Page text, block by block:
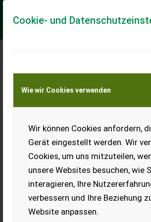
Cookie- und
Wie wir Cookies verwenden
Wir können Cookies anfordern,
Gerät eingestellt werden. Wir
Cookies, um uns mitzuteilen,
unsere Websites besuchen, wie
interagieren, Ihre
verbessern und Ihre Beziehung
Website anpassen.
Meine
Transport von Land- und
KEINE
Zugkraft,
Seilgleiter,
ve...